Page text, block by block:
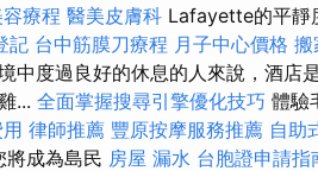
療程 醫美皮膚科 Lafayette的平靜
記 台中筋膜刀療程 月子中心價格 搬
中度過良好的休息的人來說，酒店
... 全面掌握搜尋引擎優化技巧 體驗
律師推薦 豐原按摩服務推薦 自助
成為島民 房屋 漏水 台胞證申請指